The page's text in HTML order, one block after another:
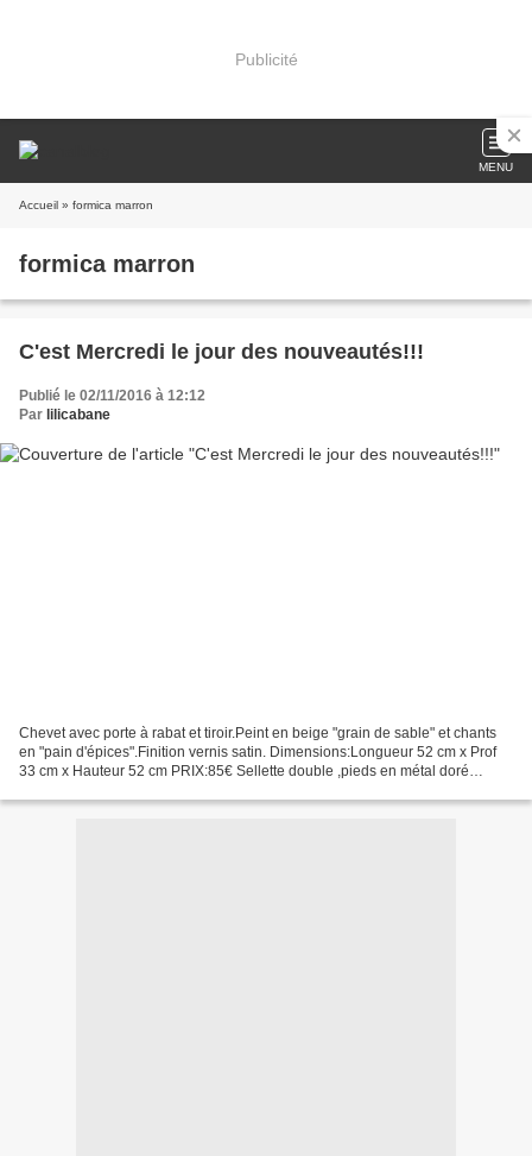
Publicité
MENU
Accueil » formica marron
formica marron
C'est Mercredi le jour des nouveautés!!!
Publié le 02/11/2016 à 12:12
Par lilicabane
Chevet avec porte à rabat et tiroir.Peint en beige "grain de sable" et chants
en "pain d'épices".Finition vernis satin. Dimensions:Longueur 52 cm x Prof
33 cm x Hauteur 52 cm PRIX:85€ Sellette double ,pieds en métal doré